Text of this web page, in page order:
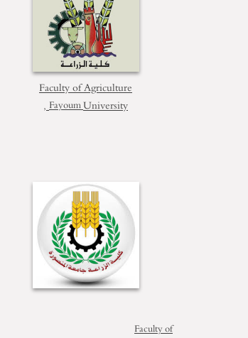
Faculty of Agriculture
, FayoumUniversity
Faculty of